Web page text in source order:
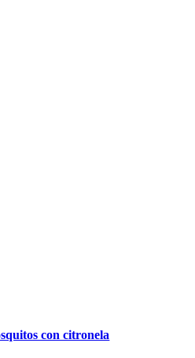
con citronela